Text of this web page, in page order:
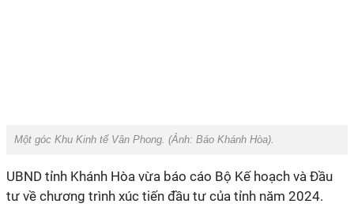
Một góc Khu Kinh tế Vân Phong. (Ảnh: Báo Khánh Hòa).
UBND tỉnh Khánh Hòa vừa báo cáo Bộ Kế hoạch và Đầu
tư về chương trình xúc tiến đầu tư của tỉnh năm 2024.